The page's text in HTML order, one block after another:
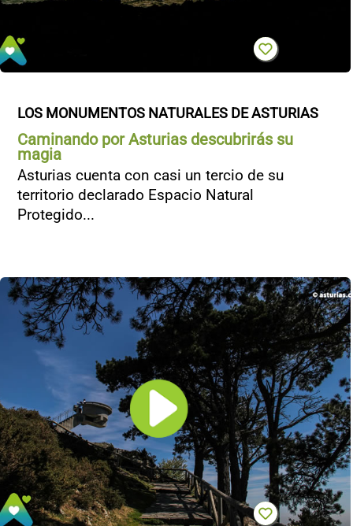
LOS MONUMENTOS NATURALES DE ASTURIAS
Caminando por Asturias descubrirás su
magia
Asturias cuenta con casi un tercio de su
territorio declarado Espacio Natural
Protegido...